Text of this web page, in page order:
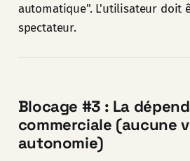
automatique". L'utilisateur doit
spectateur.
Blocage #3 : La
commerciale (aucune
autonomie)